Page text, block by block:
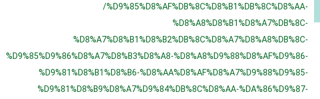
/%D9%85%D8%AF%DB%8C%D8%B1%DB%8C%D8%AA-
%D8%A8%D8%B1%D8%A7%DB%8C-
%D8%A7%D8%B1%D8%B2%DB%8C%D8%A7%D8%A8%DB%8C-
%D9%85%D9%86%D8%A7%D8%B3%D8%A8-%D8%A8%D9%88%D8%AF%D9%86-
%D9%81%D8%B1%D8%B6-%D8%AA%D8%AF%D8%A7%D9%88%D9%85-
%D9%81%D8%B9%D8%A7%D9%84%DB%8C%D8%AA-%DA%86%D9%87-